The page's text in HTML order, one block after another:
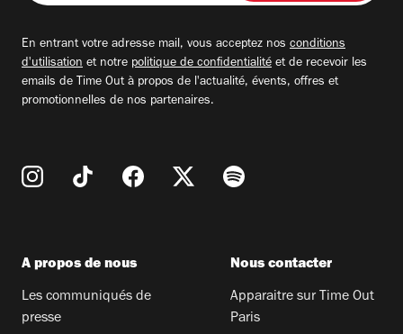
adresse
En entrant votre adresse mail, vous acceptez nos conditions
d'utilisation et notre politique de confidentialité et de recevoir les
emails de Time Out à propos de l'actualité, évents, offres et
promotionnelles de nos partenaires.
A propos de nous
Les communiqués de
presse
Nous contacter
Apparaitre sur Time Out
Paris